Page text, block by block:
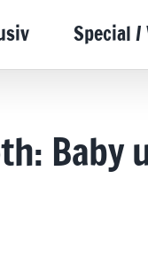
Special
Baby